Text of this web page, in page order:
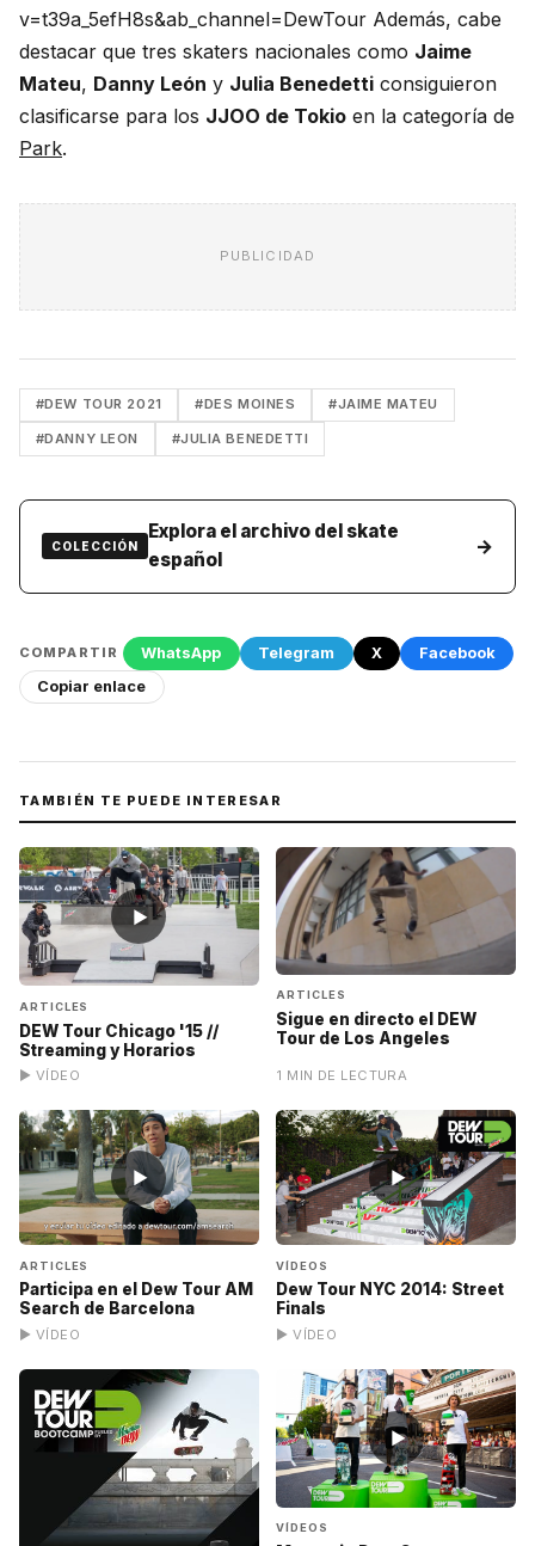
v=t39a_5efH8s&ab_channel=DewTour Además, cabe
destacar que tres skaters nacionales como Jaime
Mateu, Danny León y Julia Benedetti consiguieron
clasificarse para los JJOO de Tokio en la categoría de
Park.
PUBLICIDAD
#DEW TOUR 2021 #DES MOINES #JAIME MATEU
#DANNY LEON #JULIA BENEDETTI
COLECCIÓN
Explora el archivo del skate
español
→
COMPARTIR WhatsApp Telegram X
Facebook
Copiar enlace
TAMBIÉN TE PUEDE INTERESAR
▶
ARTICLES
DEW Tour Chicago '15 //
Streaming y Horarios
▶ VÍDEO
ARTICLES
Sigue en directo el DEW
Tour de Los Angeles
1 MIN DE LECTURA
▶
ARTICLES
Participa en el Dew Tour AM
Search de Barcelona
▶ VÍDEO
▶
VÍDEOS
Dew Tour NYC 2014: Street
Finals
▶ VÍDEO
▶
VÍDEOS